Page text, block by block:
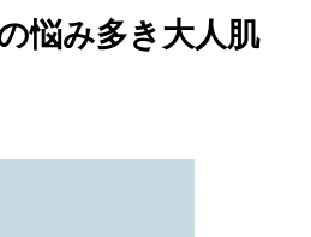
悩み多き大人肌